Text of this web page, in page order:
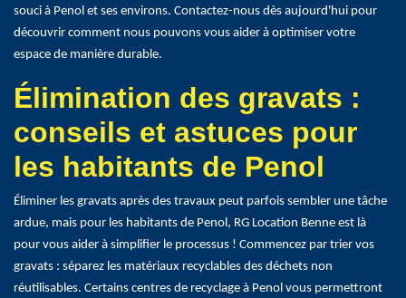
souci à Penol et ses environs. Contactez-nous dès aujourd'hui pour
découvrir comment nous pouvons vous aider à optimiser votre
espace de manière durable.
Élimination des gravats :
conseils et astuces pour
les habitants de Penol
Éliminer les gravats après des travaux peut parfois sembler une tâche
ardue, mais pour les habitants de Penol, RG Location Benne est là
pour vous aider à simplifier le processus ! Commencez par trier vos
gravats : séparez les matériaux recyclables des déchets non
réutilisables. Certains centres de recyclage à Penol vous permettront